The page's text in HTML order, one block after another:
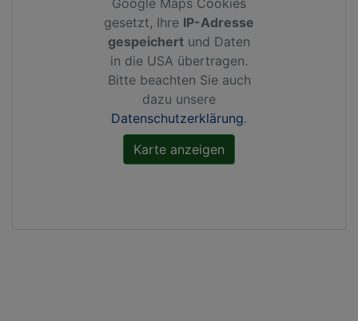
Google Maps Cookies
gesetzt, Ihre IP-Adresse
gespeichert und Daten
in die USA übertragen.
Bitte beachten Sie auch
dazu unsere
Datenschutzerklärung.